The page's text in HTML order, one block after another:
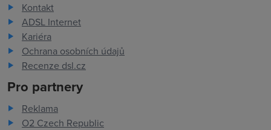
Kontakt
ADSL Internet
Kariéra
Ochrana osobních údajů
Recenze dsl.cz
Pro partnery
Reklama
O2 Czech Republic